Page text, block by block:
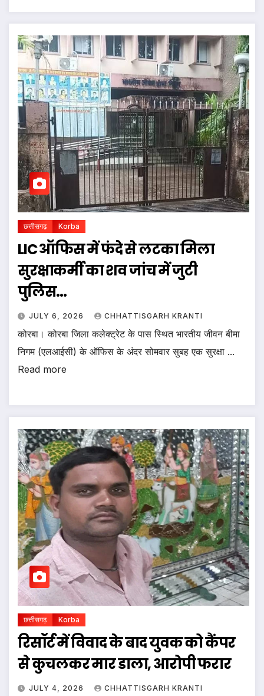
छत्तीसगढ़ Korba
LIC ऑफिस में फंदे से लटका मिला
सुरक्षाकर्मी का शव जांच में जुटी
पुलिस…
JULY 6, 2026 CHHATTISGARH KRANTI
कोरबा। कोरबा जिला कलेक्ट्रेट के पास स्थित भारतीय जीवन बीमा
निगम (एलआईसी) के ऑफिस के अंदर सोमवार सुबह एक सुरक्षा ...
Read more
छत्तीसगढ़ Korba
रिसॉर्ट में विवाद के बाद युवक को कैंपर
से कुचलकर मार डाला, आरोपी फरार
JULY 4, 2026 CHHATTISGARH KRANTI